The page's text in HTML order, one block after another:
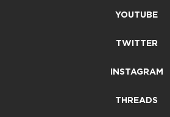
YOUTUBE
TWITTER
INSTAGRAM
THREADS